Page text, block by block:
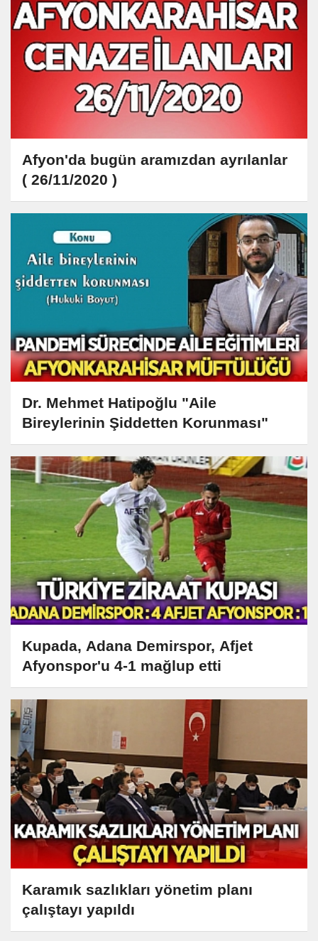
Afyon'da bugün aramızdan ayrılanlar
( 26/11/2020 )
Dr. Mehmet Hatipoğlu "Aile
Bireylerinin Şiddetten Korunması"
Kupada, Adana Demirspor, Afjet
Afyonspor'u 4-1 mağlup etti
Karamık sazlıkları yönetim planı
çalıştayı yapıldı